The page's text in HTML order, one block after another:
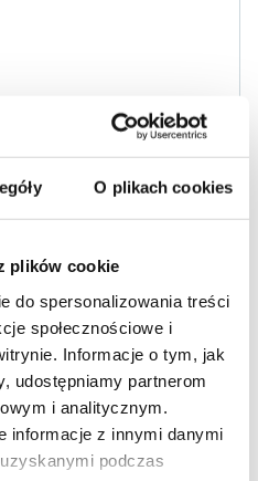
O plikach cookies
plików cookie
do spersonalizowania treści
społecznościowe i
Informacje o tym, jak
udostępniamy partnerom
i analitycznym.
informacje z innymi danymi
podczas